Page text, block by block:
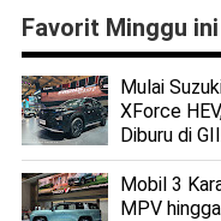
Favorit Minggu ini
Mulai
XForce
Diburu di
Mobil 3
MPV